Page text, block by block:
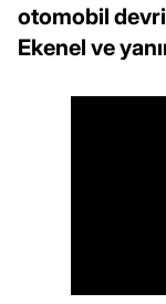
otomobil
Ekenel ve